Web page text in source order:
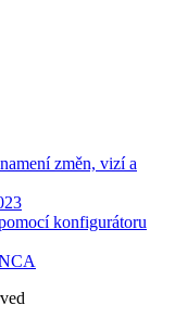
změn, vizí a
konfigurátoru